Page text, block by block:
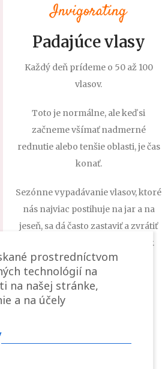
Invigorating
Padajúce vlasy
Každý deň prídeme o 50 až 100
vlasov.
Toto je normálne, ale keď si
začneme všímať nadmerné
rednutie alebo tenšie oblasti, je čas
konať.
Sezónne vypadávanie vlasov, ktoré
nás najviac postihuje na jar a na
jeseň, sa dá často zastaviť a zvrátiť
proces miniaturizácie folikulov.
prostredníctvom
technológií na
na našej stránke,
a na účely